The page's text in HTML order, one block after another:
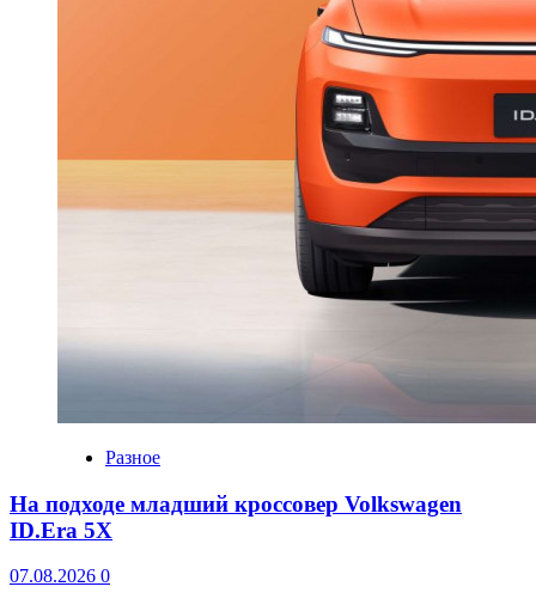
Разное
На подходе младший кроссовер Volkswagen
ID.Era 5X
07.08.2026 0